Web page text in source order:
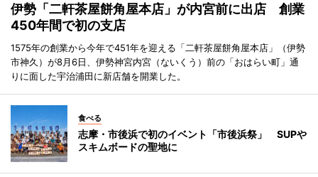
伊勢「二軒茶屋餅角屋本店」が内宮前に出店 創業
450年間で初の支店
1575年の創業から今年で451年を迎える「二軒茶屋餅角屋本店」（伊勢
市神久）が8月6日、伊勢神宮内宮（ないくう）前の「おはらい町」通
りに面した宇治浦田に新店舗を開業した。
食べる
志摩・市後浜で初のイベント「市後浜祭」 SUPや
スキムボードの聖地に